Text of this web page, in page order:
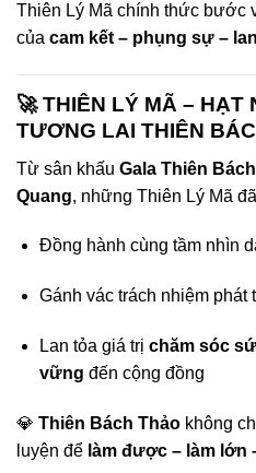
Thiên Lý Mã chính thức bước
của cam kết – phụng sự –
🚀 THIÊN LÝ MÃ – HẠT
TƯƠNG LAI THIÊN
Từ sân khấu Gala Thiên
Quang, những Thiên Lý Mã
Đồng hành cùng tầm nhìn
Gánh vác trách nhiệm phát
Lan tỏa giá trị chăm sóc
vững đến cộng đồng
💎 Thiên Bách Thảo không
luyện để làm được – làm lớn